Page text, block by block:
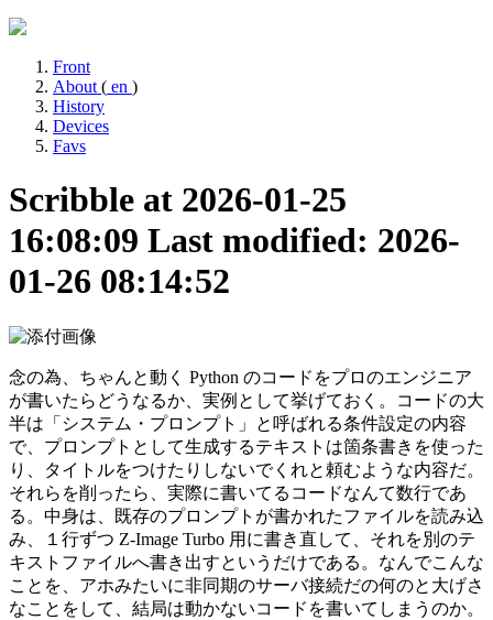
Front
About ( en )
History
Devices
Favs
Scribble at 2026-01-25
16:08:09 Last modified: 2026-
01-26 08:14:52
念の為、ちゃんと動く Python のコードをプロのエンジニア
が書いたらどうなるか、実例として挙げておく。コードの大
半は「システム・プロンプト」と呼ばれる条件設定の内容
で、プロンプトとして生成するテキストは箇条書きを使った
り、タイトルをつけたりしないでくれと頼むような内容だ。
それらを削ったら、実際に書いてるコードなんて数行であ
る。中身は、既存のプロンプトが書かれたファイルを読み込
み、１行ずつ Z-Image Turbo 用に書き直して、それを別のテ
キストファイルへ書き出すというだけである。なんでこんな
ことを、アホみたいに非同期のサーバ接続だの何のと大げさ
なことをして、結局は動かないコードを書いてしまうのか。